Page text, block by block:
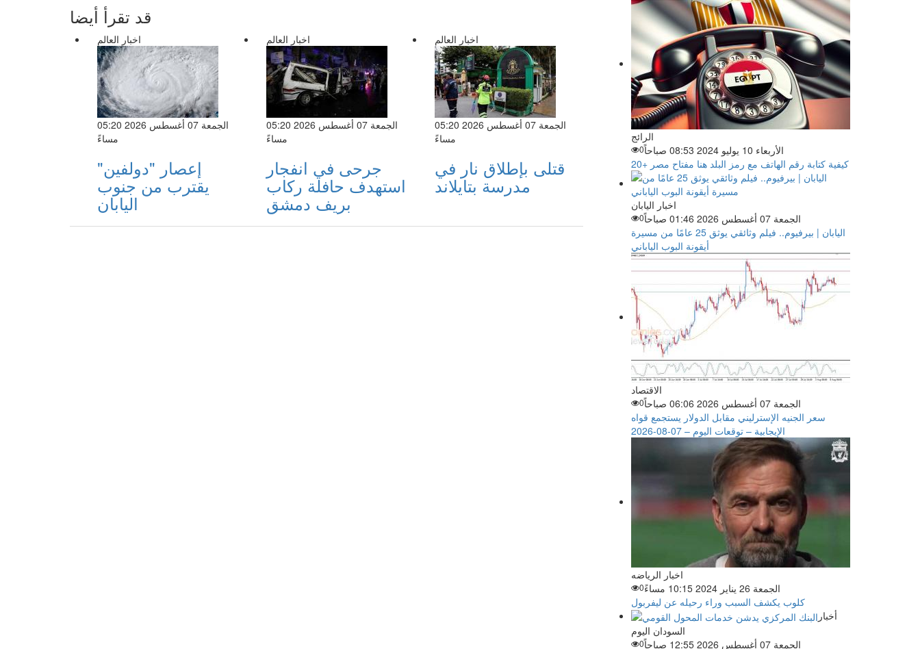
قد تقرأ أيضا
اخبار العالم
الجمعة 07 أغسطس 2026 05:20
مساءً
إعصار "دولفين"
يقترب من جنوب
اليابان
اخبار العالم
الجمعة 07 أغسطس 2026 05:20
مساءً
جرحى في انفجار
استهدف حافلة ركاب
بريف دمشق
اخبار العالم
الجمعة 07 أغسطس 2026 05:20
مساءً
قتلى بإطلاق نار في
مدرسة بتايلاند
الرائج
الأربعاء 10 يوليو 2024 08:53 صباحاً
0
كيفية كتابة رقم الهاتف مع رمز البلد هنا مفتاح مصر +20
اخبار اليابان
الجمعة 07 أغسطس 2026 01:46 صباحاً
0
اليابان | بيرفيوم.. فيلم وثائقي يوثق 25 عامًا من مسيرة
أيقونة البوب الياباني
الاقتصاد
الجمعة 07 أغسطس 2026 06:06 صباحاً
0
سعر الجنيه الإسترليني مقابل الدولار يستجمع قواه
الإيجابية – توقعات اليوم – 07-08-2026
اخبار الرياضه
الجمعة 26 يناير 2024 10:15 مساءً
0
كلوب يكشف السبب وراء رحيله عن ليفربول
أخبار
السودان اليوم
الجمعة 07 أغسطس 2026 12:55 صباحاً
0